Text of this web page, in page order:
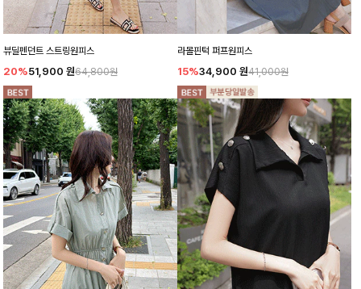
뷰딜펜던트 스트링원피스
20%51,900 원64,800원
라몰핀턱 퍼프원피스
15%34,900 원41,000원